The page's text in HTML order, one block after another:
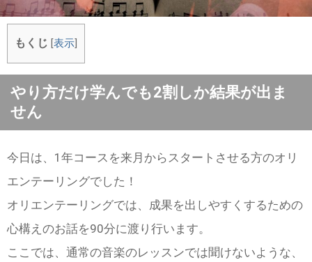
もくじ 表示
やり方だけ学んでも2割しか結果が出ま
せん
今日は、1年コースを来月からスタートさせる方のオリ
エンテーリングでした！
オリエンテーリングでは、成果を出しやすくするための
心構えのお話を90分に渡り行います。
ここでは、通常の音楽のレッスンでは聞けないような、